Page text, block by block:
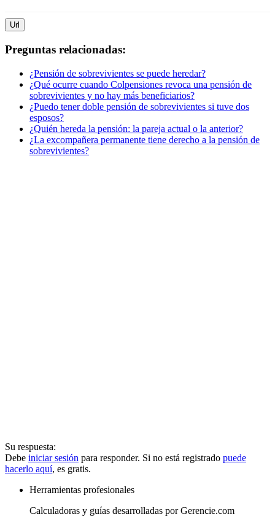
Url
Preguntas relacionadas:
¿Pensión de sobrevivientes se puede heredar?
¿Qué ocurre cuando Colpensiones revoca una pensión de
sobrevivientes y no hay más beneficiarios?
¿Puedo tener doble pensión de sobrevivientes si tuve dos
esposos?
¿Quién hereda la pensión: la pareja actual o la anterior?
¿La excompañera permanente tiene derecho a la pensión de
sobrevivientes?
Su respuesta:
Debe iniciar sesión para responder. Si no está registrado puede
hacerlo aquí, es gratis.
Herramientas profesionales
Calculadoras y guías desarrolladas por Gerencie.com